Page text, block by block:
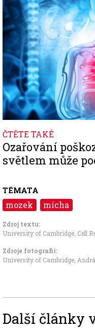
ČTĚTE TAKÉ
Ozařování
světlem může
TÉMATA
mozek mícha
Zdroj textu:
University of Cambridge Cell
Zdroje fotografii:
University of Cambridge,
Další články